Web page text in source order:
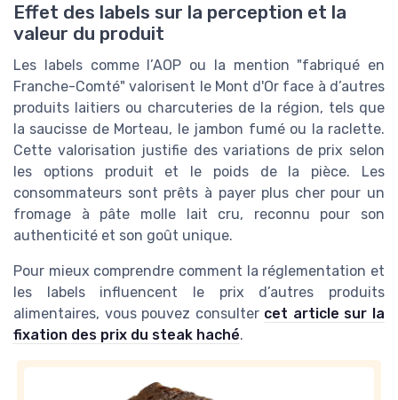
Effet des labels sur la perception et la
valeur du produit
Les labels comme l’AOP ou la mention "fabriqué en
Franche-Comté" valorisent le Mont d'Or face à d’autres
produits laitiers ou charcuteries de la région, tels que
la saucisse de Morteau, le jambon fumé ou la raclette.
Cette valorisation justifie des variations de prix selon
les options produit et le poids de la pièce. Les
consommateurs sont prêts à payer plus cher pour un
fromage à pâte molle lait cru, reconnu pour son
authenticité et son goût unique.
Pour mieux comprendre comment la réglementation et
les labels influencent le prix d’autres produits
alimentaires, vous pouvez consulter cet article sur la
fixation des prix du steak haché.